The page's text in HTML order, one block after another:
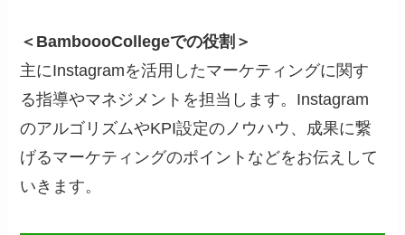
＜BamboooCollegeでの役割＞
主にInstagramを活用したマーケティングに関す
る指導やマネジメントを担当します。Instagram
のアルゴリズムやKPI設定のノウハウ、成果に繋
げるマーケティングのポイントなどをお伝えして
いきます。